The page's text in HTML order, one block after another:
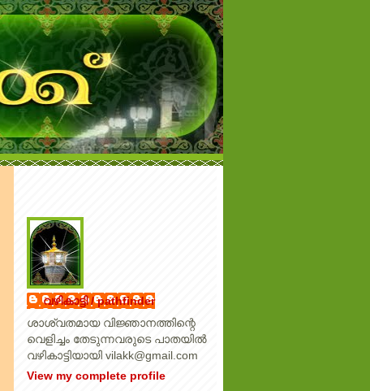
വഴികാട്ടി / pathfinder
ശാശ്വതമായ വിജ്ഞാനത്തിന്റെ
വെളിച്ചം തേടുന്നവരുടെ പാതയില്‍
വഴികാട്ടിയായി vilakk@gmail.com
View my complete profile